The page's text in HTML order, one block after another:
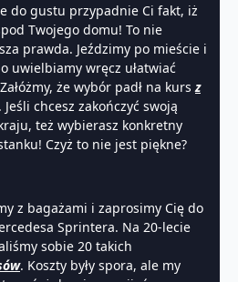
do gustu przypadnie Ci fakt, iż
Twojego domu! To nie
prawda. Jeździmy po mieście i
uwielbiamy wręcz ułatwiać
że wybór padł na kurs z
. Jeśli chcesz zakończyć swoją
też wybierasz konkretny
Czyż to nie jest piękne?
z bagażami i zaprosimy Cię do
Sprintera. Na 20-lecie
sobie 20 takich
. Koszty były spora, ale my